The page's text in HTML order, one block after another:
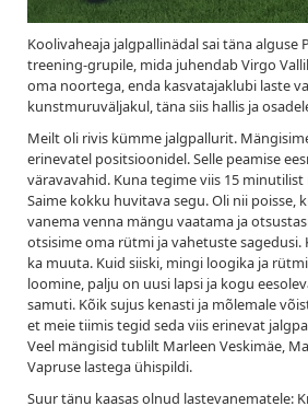
Koolivaheaja jalgpallinädal sai täna alguse
treening-grupile, mida juhendab Virgo
oma noortega, enda kasvatajaklubi laste
kunstmuruväljakul, täna siis hallis ja
Meilt oli rivis kümme jalgpallurit.
erinevatel positsioonidel. Selle peamise
väravavahid. Kuna tegime viis 15
Saime kokku huvitava segu. Oli nii
vanema venna mängu vaatama ja
otsisime oma rütmi ja vahetuste sagedusi.
ka muuta. Kuid siiski, mingi loogika ja
loomine, palju on uusi lapsi ja kogu
samuti. Kõik sujus kenasti ja mõlemale
et meie tiimis tegid seda viis erinevat
Veel mängisid tublilt Marleen Veskimäe,
Vapruse lastega ühispildi.
Suur tänu kaasas olnud lastevanematele: